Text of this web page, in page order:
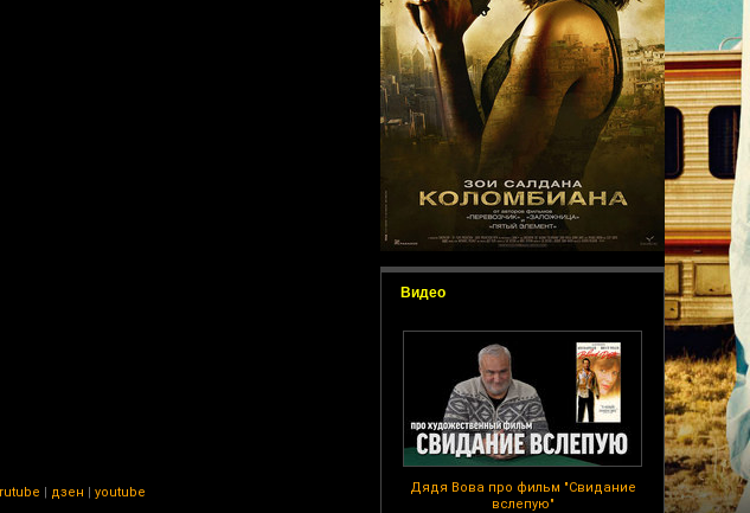
Видео
Дядя Вова про фильм "Свидание
вслепую"
rutube | дзен | youtube